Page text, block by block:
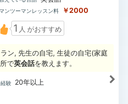
マンツーマンレッスン料 ￥2000
1 人 がおすすめ
ン, 先生の自宅, 生徒の自宅(家庭
で英会話を教えます。
験
20年以上